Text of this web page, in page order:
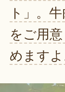
ト」。
をご用
めますよ